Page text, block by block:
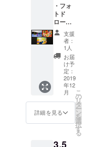
・フォ
トド
ローイ
ング用
写真3枚
セット
伊藤彩
が制作
で使用
した
フォト
ドロー
イング
用写真
の3枚
セット
過去の
支援
者：
1人
お届
け予
定：
2019
年12
月
詳細を見る
こ
の
リ
タ
ー
ン
を
選
択
す
る